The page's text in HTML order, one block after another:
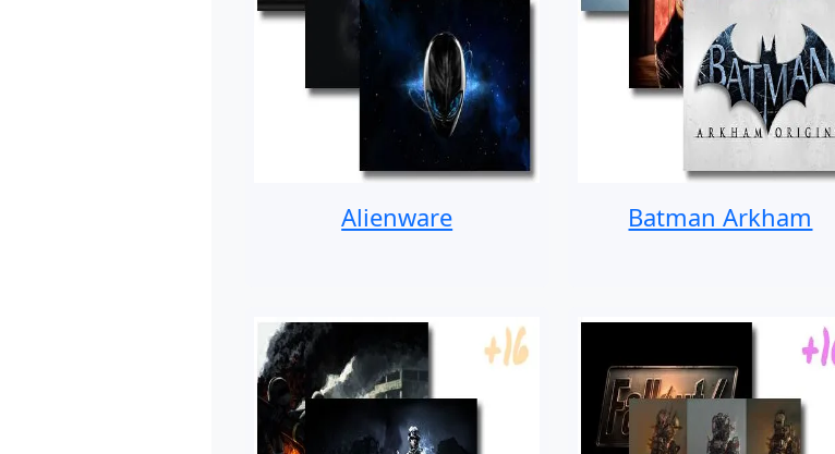
Alienware Batman Arkham